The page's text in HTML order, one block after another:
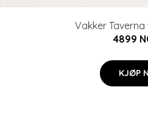
Vakker
4899
KJØP